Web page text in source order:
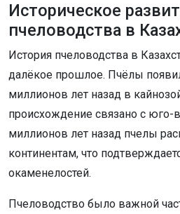
Историческое
пчеловодства в
История пчеловодства в
далёкое прошлое. Пчёлы
миллионов лет назад в
происхождение связано с юго-
миллионов лет назад пчелы
континентам, что
окаменелостей.
Пчеловодство было важной